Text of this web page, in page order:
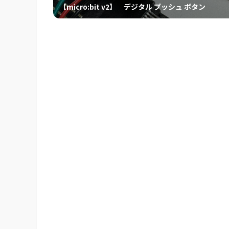
【micro:bit v2】 デジタル プッシュ ボタン